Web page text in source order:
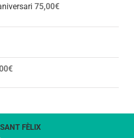
75,00€
€
SANT FÈLIX